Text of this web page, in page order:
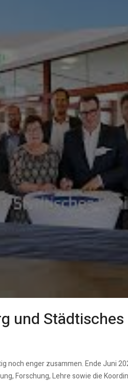
und
noch enger zusammen. Ende Juni
Forschung, Lehre sowie die